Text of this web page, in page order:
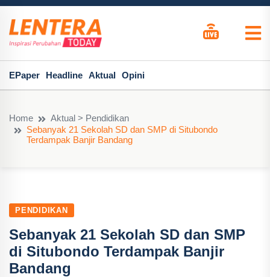
EPaper Headline Aktual Opini
Home
Aktual > Pendidikan
Sebanyak 21 Sekolah SD dan SMP di Situbondo
Terdampak Banjir Bandang
PENDIDIKAN
Sebanyak 21 Sekolah SD dan SMP
di Situbondo Terdampak Banjir
Bandang